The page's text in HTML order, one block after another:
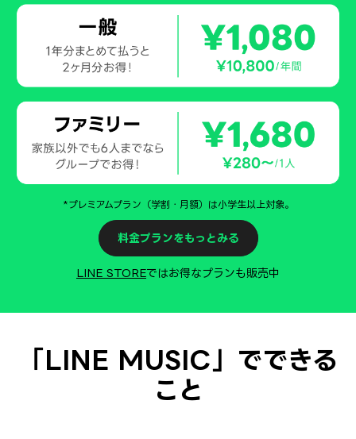
*プレミアムプラン（学割・月額）は小学生以上対象。
料金プランをもっとみる
LINE STOREではお得なプランも販売中
「LINE MUSIC」でできる
こと